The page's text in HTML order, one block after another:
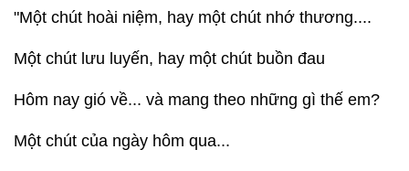
"Một chút hoài niệm, hay một chút nhớ thương....
Một chút lưu luyến, hay một chút buồn đau
Hôm nay gió về... và mang theo những gì thế em?
Một chút của ngày hôm qua...